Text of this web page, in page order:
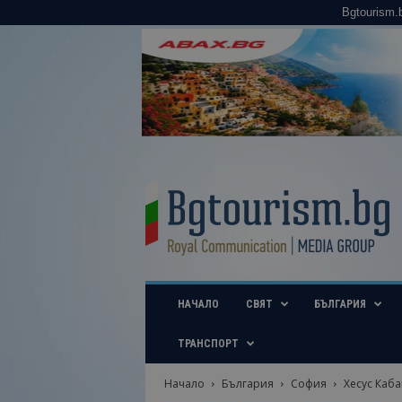
u
i
b
НАЧАЛО СВЯТ БЪЛГАРИЯ
ТРАНСПОРТ
Начало България София
Хесус